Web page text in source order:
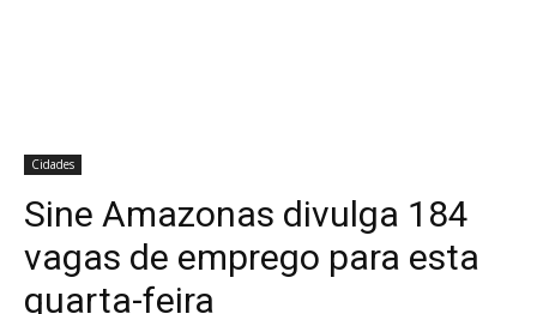
Cidades
Sine Amazonas divulga 184
vagas de emprego para esta
quarta-feira